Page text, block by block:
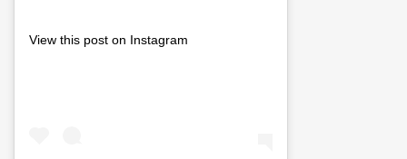
View this post on Instagram